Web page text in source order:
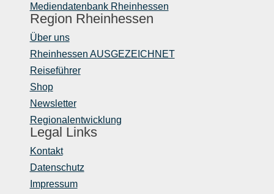
Mediendatenbank Rheinhessen
Region Rheinhessen
Über uns
Rheinhessen AUSGEZEICHNET
Reiseführer
Shop
Newsletter
Regionalentwicklung
Legal Links
Kontakt
Datenschutz
Impressum